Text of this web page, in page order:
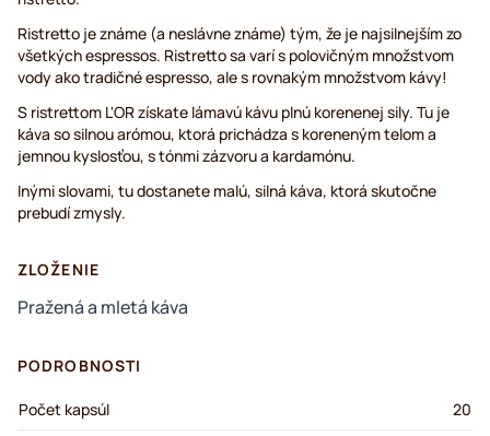
Ristretto je známe (a neslávne známe) tým, že je najsilnejším zo
všetkých espressos. Ristretto sa varí s polovičným množstvom
vody ako tradičné espresso, ale s rovnakým množstvom kávy!
S ristrettom L'OR získate lámavú kávu plnú korenenej sily. Tu je
káva so silnou arómou, ktorá prichádza s koreneným telom a
jemnou kyslosťou, s tónmi zázvoru a kardamónu.
Inými slovami, tu dostanete malú, silná káva, ktorá skutočne
prebudí zmysly.
ZLOŽENIE
Pražená a mletá káva
PODROBNOSTI
Počet kapsúl
20